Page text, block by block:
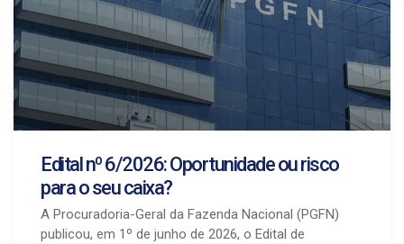
Edital nº 6/2026: Oportunidade ou risco
para o seu caixa?
A Procuradoria-Geral da Fazenda Nacional (PGFN)
publicou, em 1º de junho de 2026, o Edital de